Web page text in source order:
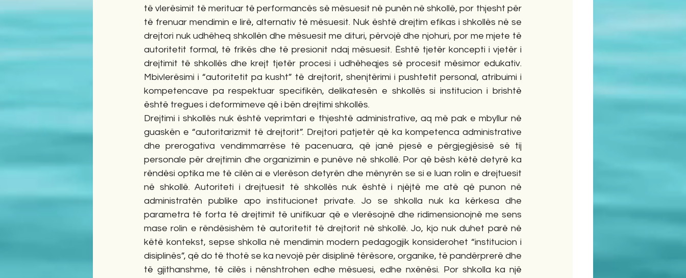
të vlerësimit të merituar të performancës së mësuesit në punën në shkollë, por thjesht për
të frenuar mendimin e lirë, alternativ të mësuesit. Nuk është drejtim efikas i shkollës në se
drejtori nuk udhëheq shkollën dhe mësuesit me dituri, përvojë dhe njohuri, por me mjete të
autoritetit formal, të frikës dhe të presionit ndaj mësuesit. Është tjetër koncepti i vjetër i
drejtimit të shkollës dhe krejt tjetër procesi i udhëheqjes së procesit mësimor edukativ.
Mbivlerësimi i “autoritetit pa kusht” të drejtorit, shenjtërimi i pushtetit personal, atribuimi i
kompetencave pa respektuar specifikën, delikatesën e shkollës si institucion i brishtë
është tregues i deformimeve që i bën drejtimi shkollës.
Drejtimi i shkollës nuk është veprimtari e thjeshtë administrative, aq më pak e mbyllur në
guaskën e “autoritarizmit të drejtorit”. Drejtori patjetër që ka kompetenca administrative
dhe prerogativa vendimmarrëse të pacenuara, që janë pjesë e përgjegjësisë së tij
personale për drejtimin dhe organizimin e punëve në shkollë. Por që bësh këtë detyrë ka
rëndësi optika me të cilën ai e vlerëson detyrën dhe mënyrën se si e luan rolin e drejtuesit
në shkollë. Autoriteti i drejtuesit të shkollës nuk është i njëjtë me atë që punon në
administratën publike apo institucionet private. Jo se shkolla nuk ka kërkesa dhe
parametra të forta të drejtimit të unifikuar që e vlerësojnë dhe ridimensionojnë me sens
mase rolin e rëndësishëm të autoritetit të drejtorit në shkollë. Jo, kjo nuk duhet parë në
këtë kontekst, sepse shkolla në mendimin modern pedagogjik konsiderohet “institucion i
disiplinës”, që do të thotë se ka nevojë për disiplinë tërësore, organike, të pandërprerë dhe
të gjithanshme, të cilës i nënshtrohen edhe mësuesi, edhe nxënësi. Por shkolla ka një